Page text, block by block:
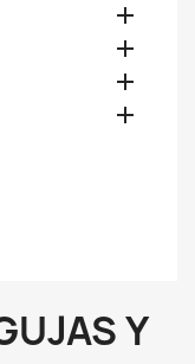




Y